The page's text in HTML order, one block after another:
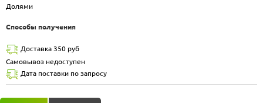
Долями
Способы получения
Доставка 350 руб
Самовывоз недоступен
Дата поставки по запросу